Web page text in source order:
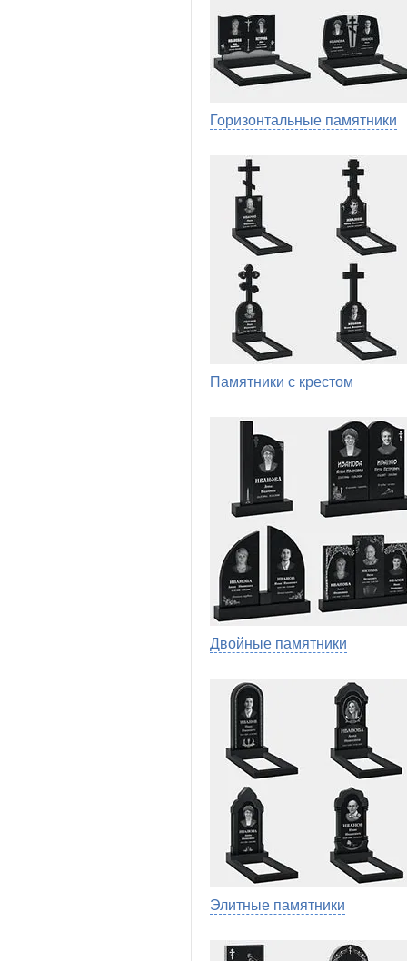
Горизонтальные памятники
Памятники с крестом
Двойные памятники
Элитные памятники